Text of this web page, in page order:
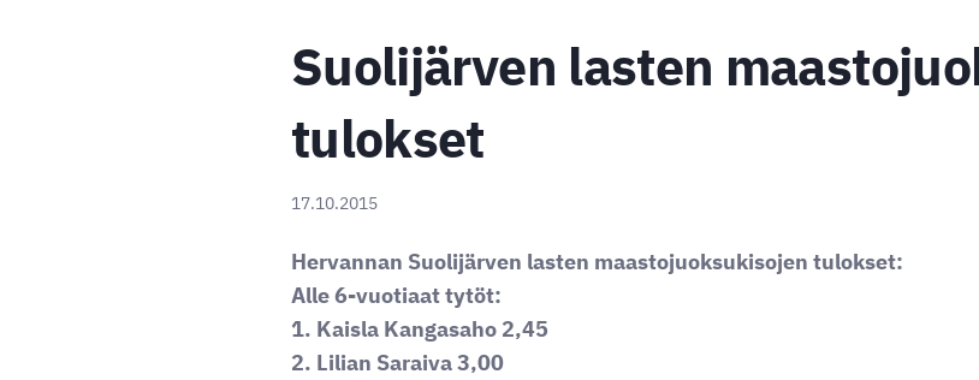
Suolijärven lasten
tulokset
17.10.2015
Hervannan Suolijärven lasten maastojuoksukisojen tulokset:
Alle 6-vuotiaat tytöt:
1. Kaisla Kangasaho 2,45
2. Lilian Saraiva 3,00